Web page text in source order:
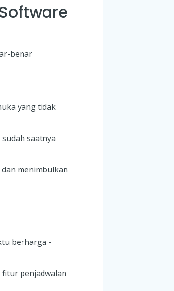
benar
yang tidak
saatnya
menimbulkan
berharga -
penjadwalan